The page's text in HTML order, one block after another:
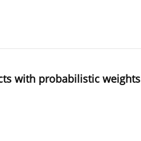
with probabilistic weights